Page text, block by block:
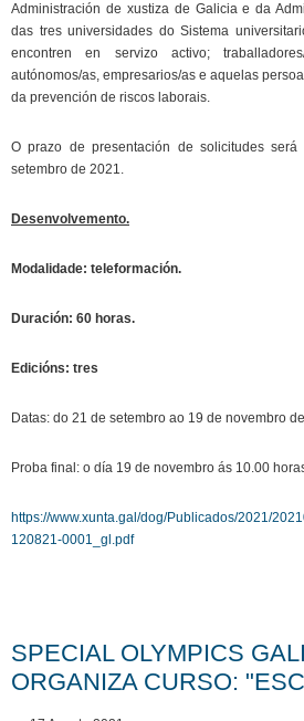
Administración de xustiza de Galicia e da
das tres universidades do Sistema
encontren en servizo activo;
autónomos/as, empresarios/as e aquelas
da prevención de riscos laborais.
O prazo de presentación de solicitudes
setembro de 2021.
Desenvolvemento.
Modalidade: teleformación.
Duración: 60 horas.
Edicións: tres
Datas: do 21 de setembro ao 19 de novembro
Proba final: o día 19 de novembro ás 10.00
https://www.xunta.gal/dog/Publicados/2021/
120821-0001_gl.pdf
SPECIAL OLYMPICS
ORGANIZA CURSO: